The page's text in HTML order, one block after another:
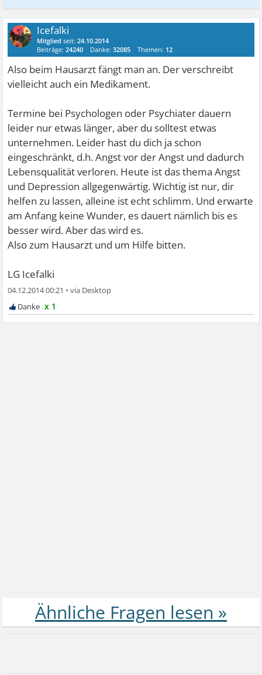
Icefalki
Mitglied seit:24.10.2014
Beiträge:24240 Danke:32085 Themen: 12
Also beim Hausarzt fängt man an. Der verschreibt
vielleicht auch ein Medikament.
Termine bei Psychologen oder Psychiater dauern
leider nur etwas länger, aber du solltest etwas
unternehmen. Leider hast du dich ja schon
eingeschränkt, d.h. Angst vor der Angst und dadurch
Lebensqualität verloren. Heute ist das thema Angst
und Depression allgegenwärtig. Wichtig ist nur, dir
helfen zu lassen, alleine ist echt schlimm. Und erwarte
am Anfang keine Wunder, es dauert nämlich bis es
besser wird. Aber das wird es.
Also zum Hausarzt und um Hilfe bitten.
LG Icefalki
04.12.2014 00:21 •
x 1